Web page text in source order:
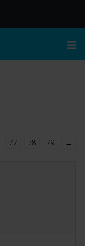
77 78 79 →